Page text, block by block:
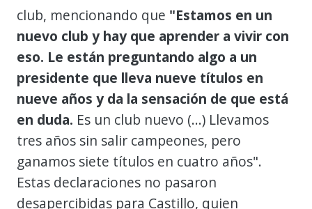
club, mencionando que "Estamos en un
nuevo club y hay que aprender a vivir con
eso. Le están preguntando algo a un
presidente que lleva nueve títulos en
nueve años y da la sensación de que está
en duda. Es un club nuevo (...) Llevamos
tres años sin salir campeones, pero
ganamos siete títulos en cuatro años".
Estas declaraciones no pasaron
desapercibidas para Castillo, quien